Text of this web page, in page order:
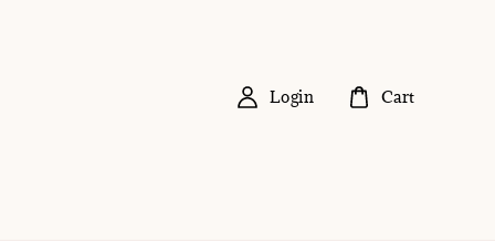
Login Cart